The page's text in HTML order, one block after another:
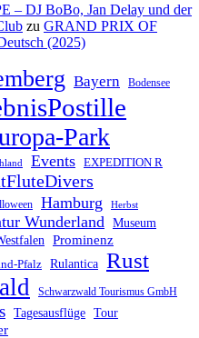
– DJ BoBo, Jan Delay und der
zu GRAND PRIX OF
(2025)
Bayern Bodensee
Park
Events EXPEDITION R
Hamburg Herbst
Wunderland Museum
Prominenz
Pfalz Rulantica Rust
Schwarzwald Tourismus GmbH
Tagesausflüge Tour